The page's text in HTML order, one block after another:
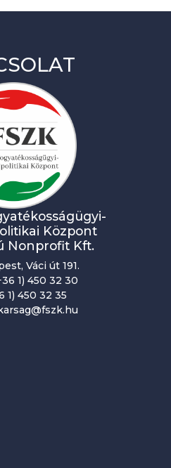
Központ
Nonprofit Kft.
Váci út 191.
1) 450 32 30
1) 450 32 35